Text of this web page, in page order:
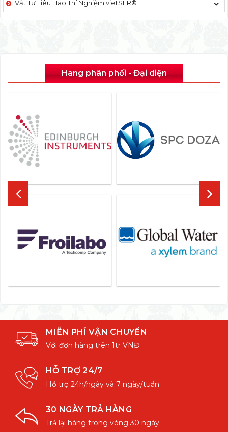
Vật Tư Tiêu Hao Thí Nghiệm vietSER®
Hãng phân phối - Đại diện
MIỄN PHÍ VẬN CHUYỂN
Với đơn hàng trên 1tr VNĐ
HỖ TRỢ 24/7
Hỗ trợ 24h/ngày và 7 ngày/tuần
30 NGÀY TRẢ HÀNG
Trả lại hàng trong vòng 30 ngày